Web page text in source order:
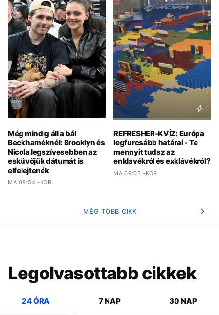
Még mindig áll a bál
Beckhaméknél: Brooklyn és
Nicola legszívesebben az
esküvőjük dátumát is
elfelejtenék
MA 09:54 -KOR
REFRESHER-KVÍZ: Európa
legfurcsább határai - Te
mennyit tudsz az
enklávékról és exklávékról?
MA 09:03 -KOR
MÉG TÖBB CIKK
Legolvasottabb cikkek
24 ÓRA 7 NAP 30 NAP